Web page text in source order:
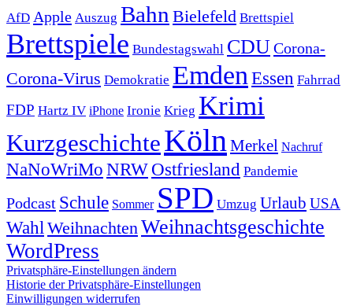
AfD Apple Auszug Bahn Bielefeld Brettspiel
Brettspiele Bundestagswahl CDUCorona-
Corona-Virus Demokratie Emden Essen Fahrrad
FDP Hartz IV iPhone Ironie Krieg Krimi
KurzgeschichteKöln Merkel Nachruf
NaNoWriMo NRWOstfriesland Pandemie
Podcast Schule Sommer SPD Umzug Urlaub USA
Wahl Weihnachten Weihnachtsgeschichte
WordPress
Privatsphäre-Einstellungen ändern
Historie der Privatsphäre-Einstellungen
Einwilligungen widerrufen